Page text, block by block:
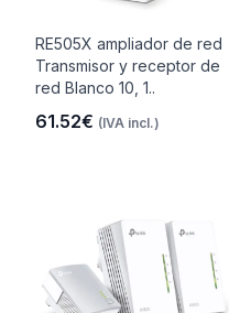
RE505X ampliador de red
Transmisor y receptor de
red Blanco 10, 1..
61.52€ (IVA incl.)